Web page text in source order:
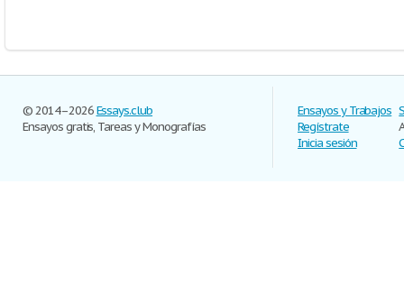
© 2014–2026Essays.club
Ensayos gratis, Tareas y Monografías
Ensayos y Trabajos
Regístrate
Inicia sesión